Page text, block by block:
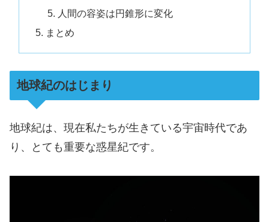
人間の容姿は円錐形に変化
まとめ
地球紀のはじまり
地球紀は、現在私たちが生きている宇宙時代であ
り、とても重要な惑星紀です。